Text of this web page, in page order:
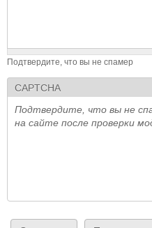
Подтвердите, что вы не спамер
CAPTCHA
Подтвердите, что вы не
на сайте после проверки